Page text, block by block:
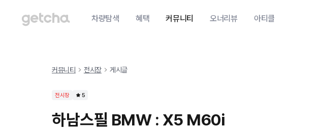
차량탐색 혜택 커뮤니티 오너리뷰 아티클
커뮤니티 전시장 게시글
전시장 5
하남스필 BMW : X5 M60i